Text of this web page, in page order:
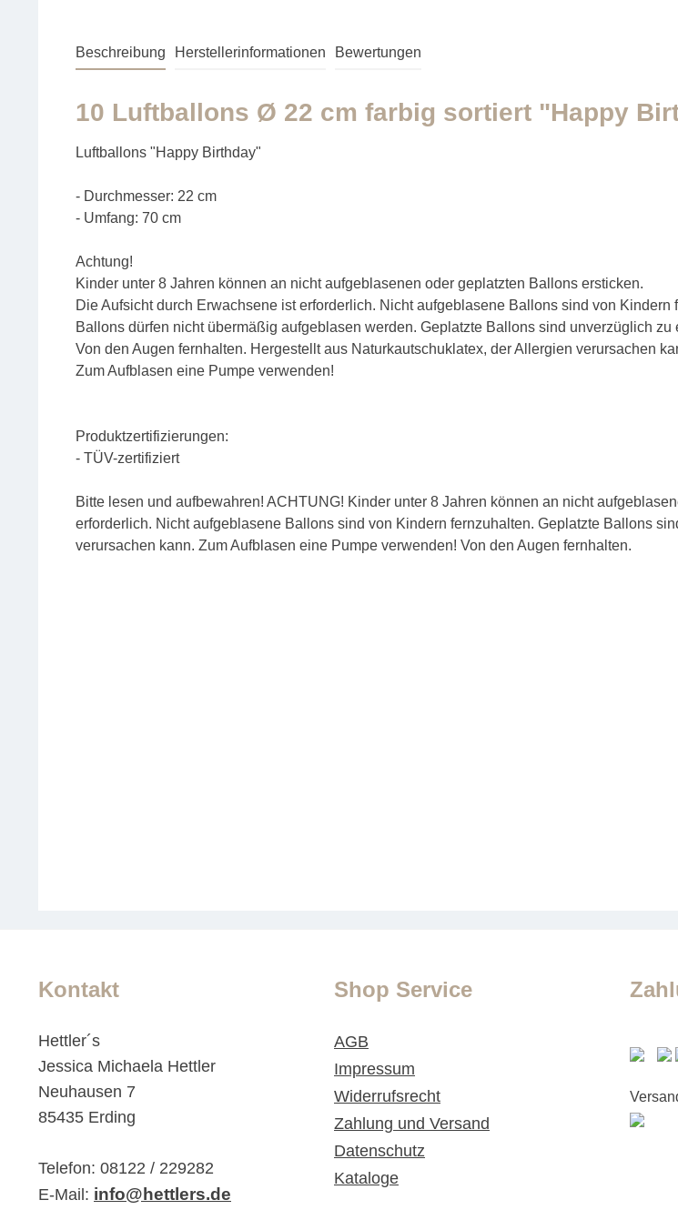
Beschreibung Herstellerinformationen Bewertungen
10 Luftballons Ø 22 cm farbig sortiert "Happy
Luftballons "Happy Birthday"
- Durchmesser: 22 cm
- Umfang: 70 cm
Achtung!
Kinder unter 8 Jahren können an nicht aufgeblasenen oder geplatzten Ballons ersticken.
Die Aufsicht durch Erwachsene ist erforderlich. Nicht aufgeblasene Ballons sind von Kindern
Ballons dürfen nicht übermäßig aufgeblasen werden. Geplatzte Ballons sind unverzüglich zu
Von den Augen fernhalten. Hergestellt aus Naturkautschuklatex, der Allergien verursachen
Zum Aufblasen eine Pumpe verwenden!
Produktzertifizierungen:
- TÜV-zertifiziert
Bitte lesen und aufbewahren! ACHTUNG! Kinder unter 8 Jahren können an nicht
erforderlich. Nicht aufgeblasene Ballons sind von Kindern fernzuhalten. Geplatzte Ballons
verursachen kann. Zum Aufblasen eine Pumpe verwenden! Von den Augen fernhalten.
Kontakt
Hettler´s
Jessica Michaela Hettler
Neuhausen 7
85435 Erding
Telefon: 08122 / 229282
E-Mail: info@hettlers.de
Shop Service
AGB
Impressum
Widerrufsrecht
Zahlung und Versand
Datenschutz
Kataloge